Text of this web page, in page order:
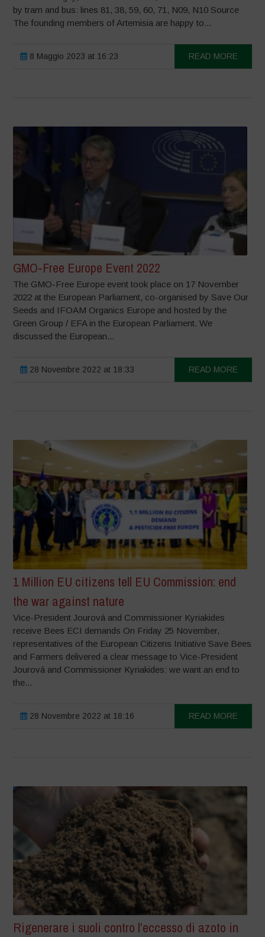
by tram and bus: lines 81, 38, 59, 60, 71, N09, N10 Source
The founding members of Artemisia are happy to...
8 Maggio 2023 at 16:23 READ MORE
GMO-Free Europe Event 2022
The GMO-Free Europe event took place on 17 November
2022 at the European Parliament, co-organised by Save Our
Seeds and IFOAM Organics Europe and hosted by the
Green Group / EFA in the European Parliament. We
discussed the European...
28 Novembre 2022 at 18:33 READ MORE
1 Million EU citizens tell EU Commission: end
the war against nature
Vice-President Jourová and Commissioner Kyriakides
receive Bees ECI demands On Friday 25 November,
representatives of the European Citizens Initiative Save Bees
and Farmers delivered a clear message to Vice-President
Jourová and Commissioner Kyriakides: we want an end to
the...
28 Novembre 2022 at 18:16 READ MORE
Rigenerare i suoli contro l’eccesso di azoto in